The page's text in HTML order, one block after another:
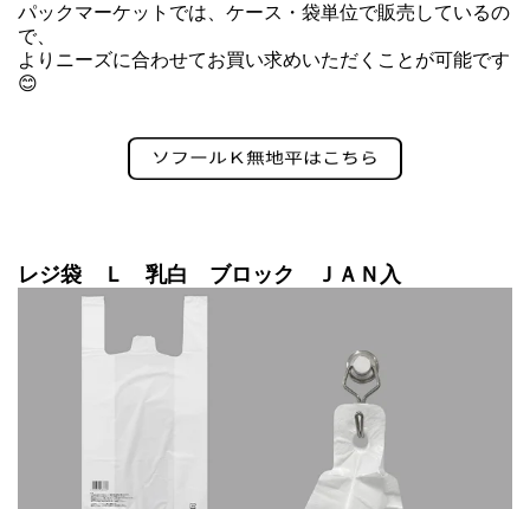
パックマーケットでは、ケース・袋単位で販売しているの
で、
よりニーズに合わせてお買い求めいただくことが可能です
😊
レジ袋 Ｌ 乳白 ブロック ＪＡＮ入